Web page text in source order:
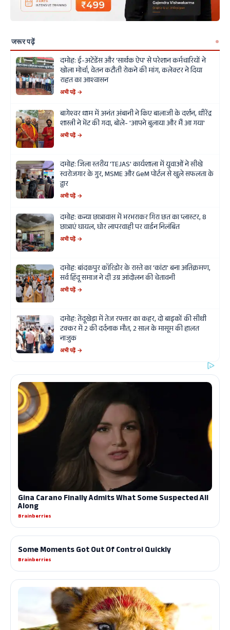
जरूर पढ़ें
दमोह: ई-अटेंडेंस और 'सार्थक ऐप' से परेशान कर्मचारियों ने
खोला मोर्चा, वेतन कटौती रोकने की मांग, कलेक्टर ने दिया
राहत का आश्वासन
अभी पढ़ें →
बागेश्वर धाम में अनंत अंबानी ने किए बालाजी के दर्शन, धीरेंद्र
शास्त्री ने भेंट की गदा, बोले- 'आपने बुलाया और मैं आ गया'
अभी पढ़ें →
दमोह: जिला स्तरीय 'TEJAS' कार्यशाला में युवाओं ने सीखे
स्वरोजगार के गुर, MSME और GeM पोर्टल से खुले सफलता के
द्वार
अभी पढ़ें →
दमोह: कन्या छात्रावास में भरभराकर गिरा छत का प्लास्टर, 8
छात्राएं घायल, घोर लापरवाही पर वार्डन निलंबित
अभी पढ़ें →
दमोह: बांदकपुर कॉरिडोर के रास्ते का 'कांटा' बना अतिक्रमण,
सर्व हिंदू समाज ने दी उग्र आंदोलन की चेतावनी
अभी पढ़ें →
दमोह: तेंदूखेड़ा में तेज रफ्तार का कहर, दो बाइकों की सीधी
टक्कर में 2 की दर्दनाक मौत, 2 साल के मासूम की हालत
नाजुक
अभी पढ़ें →